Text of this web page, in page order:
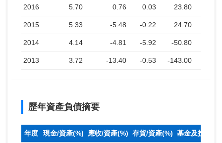
2016 5.70 0.76 0.03 23.80
2015 5.33 -5.48 -0.22 24.70
2014 4.14 -4.81 -5.92 -50.80
2013 3.72 -13.40 -0.53 -143.00
歷年資產負債摘要
年度 現金/資產(%) 應收/資產(%) 存貨/資產(%) 基金及投資(%)